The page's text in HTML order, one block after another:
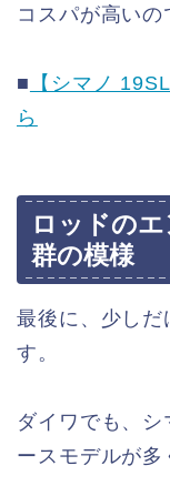
コスパが高いの
■ 【シマノ
ら
ロッドの
群の模様
最後に、少しだ
す。
ダイワでも、
ースモデルが多